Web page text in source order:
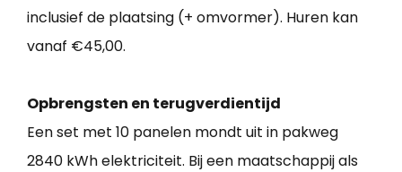
inclusief de plaatsing (+ omvormer). Huren kan
vanaf €45,00.
Opbrengsten en terugverdientijd
Een set met 10 panelen mondt uit in pakweg
2840 kWh elektriciteit. Bij een maatschappij als